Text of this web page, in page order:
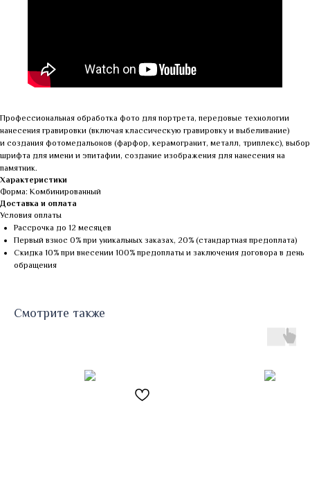
Профессиональная обработка фото для портрета, передовые технологии
нанесения гравировки (включая классическую гравировку и выбеливание)
и создания фотомедальонов (фарфор, керамогранит, металл, триплекс), выбор
шрифта для имени и эпитафии, создание изображения для нанесения на
памятник.
Характеристики
Форма: Комбинированный
Доставка и оплата
Условия оплаты
Рассрочка до 12 месяцев
Первый взнос 0% при уникальных заказах, 20% (стандартная предоплата)
Скидка 10% при внесении 100% предоплаты и заключения договора в день
обращения
Смотрите также